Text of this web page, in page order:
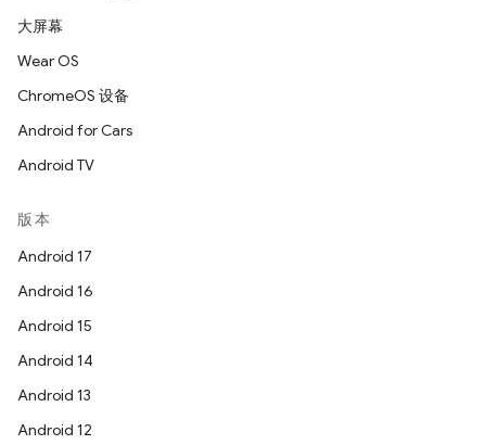
大屏幕
Wear OS
ChromeOS 设备
Android for Cars
Android TV
版本
Android 17
Android 16
Android 15
Android 14
Android 13
Android 12